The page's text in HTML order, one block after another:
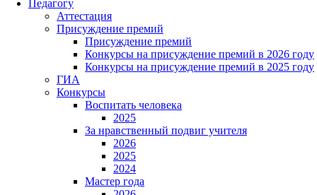
Педагогу
Аттестация
Присуждение премий
Присуждение премий
Конкурсы на присуждение премий в 2026 году
Конкурсы на присуждение премий в 2025 году
ГИА
Конкурсы
Воспитать человека
2025
За нравственный подвиг учителя
2026
2025
2024
Мастер года